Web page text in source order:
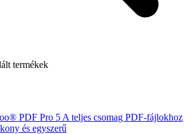
termékek
® PDF Pro 5 A teljes csomag PDF-fájlokhoz
és egyszerű